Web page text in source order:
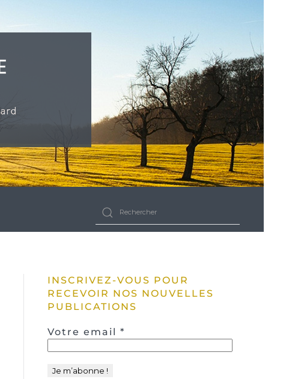
INSCRIVEZ-VOUS POUR
RECEVOIR NOS NOUVELLES
PUBLICATIONS
Votre email*